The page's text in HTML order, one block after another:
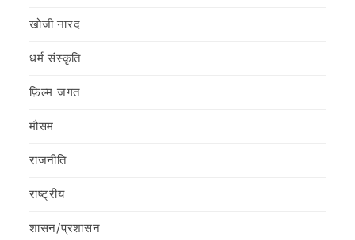
खोजी नारद
धर्म संस्कृति
फ़िल्‍म जगत
मौसम
राजनीति
राष्ट्रीय
शासन/प्रशासन